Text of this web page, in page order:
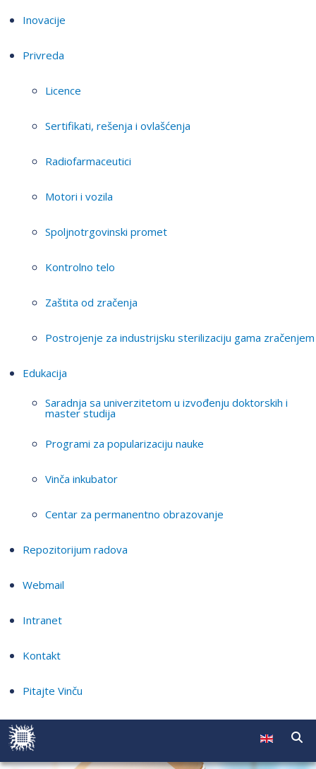
Inovacije
Privreda
Licence
Sertifikati, rešenja i ovlašćenja
Radiofarmaceutici
Motori i vozila
Spoljnotrgovinski promet
Kontrolno telo
Zaštita od zračenja
Postrojenje za industrijsku sterilizaciju gama zračenjem
Edukacija
Saradnja sa univerzitetom u izvođenju doktorskih i
master studija
Programi za popularizaciju nauke
Vinča inkubator
Centar za permanentno obrazovanje
Repozitorijum radova
Webmail
Intranet
Kontakt
Pitajte Vinču